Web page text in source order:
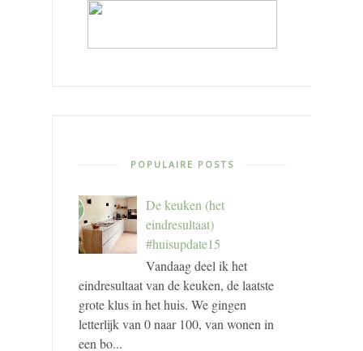
POPULAIRE POSTS
De keuken (het
eindresultaat)
#huisupdate15
Vandaag deel ik het
eindresultaat van de keuken, de laatste
grote klus in het huis. We gingen
letterlijk van 0 naar 100, van wonen in
een bo...